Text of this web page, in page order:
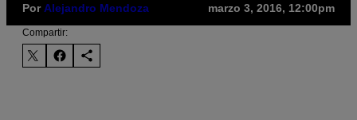
Por Alejandro Mendoza marzo 3, 2016, 12:00pm
Compartir: